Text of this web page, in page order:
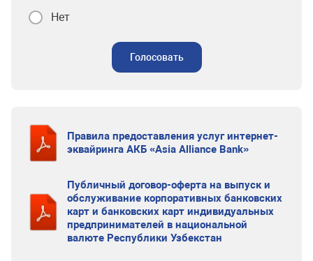
Нет
Голосовать
Правила предоставления услуг интернет-
эквайринга АКБ «Asia Alliance Bank»
Публичный договор-оферта на выпуск и
обслуживание корпоративных банковских
карт и банковских карт индивидуальных
предпринимателей в национальной
валюте Республики Узбекстан